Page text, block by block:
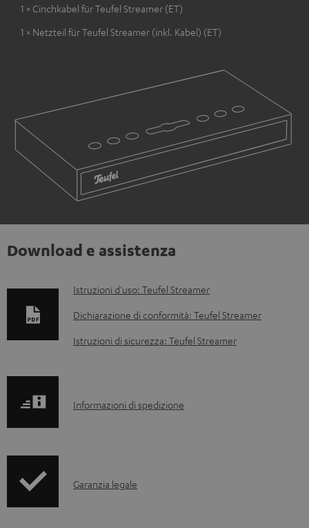
1 × Cinchkabel für Teufel Streamer (ET)
1 × Netzteil für Teufel Streamer (inkl. Kabel) (ET)
Download e assistenza
D
o
n
s
Istruzioni d'uso: Teufel Streamer
Dichiarazione di conformità: Teufel Streamer
Istruzioni di sicurezza: Teufel Streamer
I
r
Informazioni di spedizione
IGaranzia legale